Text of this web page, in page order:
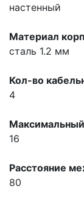
настенный
Материал
сталь 1.2 мм
Кол-во
4
16
Расстояние
80